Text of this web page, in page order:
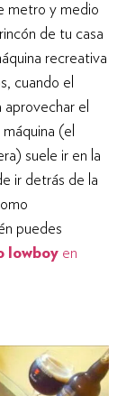
metro y medio
de tu casa
recreativa
cuando el
el
(el
suele ir en la
ir detrás de la
puedes
lowboy en